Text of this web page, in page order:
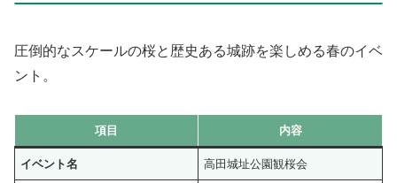
圧倒的なスケールの桜と歴史ある城跡を楽しめる春のイベ
ント。
項目 内容
イベント名 高田城址公園観桜会